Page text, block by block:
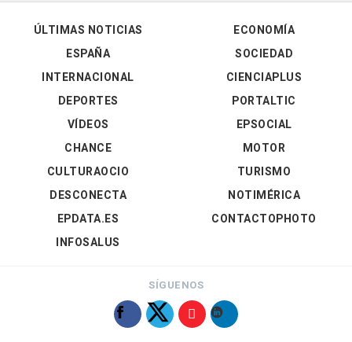
ÚLTIMAS NOTICIAS
ESPAÑA
INTERNACIONAL
DEPORTES
VÍDEOS
ECONOMÍA
SOCIEDAD
CIENCIAPLUS
PORTALTIC
EPSOCIAL
CHANCE
CULTURAOCIO
DESCONECTA
EPDATA.ES
INFOSALUS
MOTOR
TURISMO
NOTIMÉRICA
CONTACTOPHOTO
SÍGUENOS